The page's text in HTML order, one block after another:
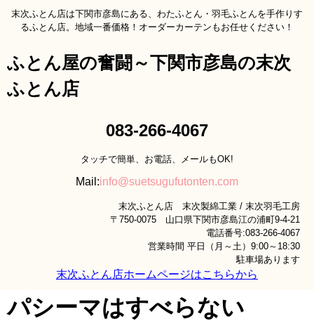
ふとん屋の奮闘～下関市彦島の末次
ふとん店
末次ふとん店は下関市彦島にある、わたふとん・羽毛ふとんを手作りす
るふとん店。地域一番価格！オーダーカーテンもお任せください！
083-266-4067
タッチで簡単、お電話、メールもOK!
Mail:info@suetsugufutonten.com
末次ふとん店 末次製綿工業 / 末次羽毛工房
〒750-0075 山口県下関市彦島江の浦町9-4-21
電話番号:083-266-4067
営業時間 平日（月～土）9:00～18:30
駐車場あります
末次ふとん店ホームページはこちらから
パシーマはすべらない